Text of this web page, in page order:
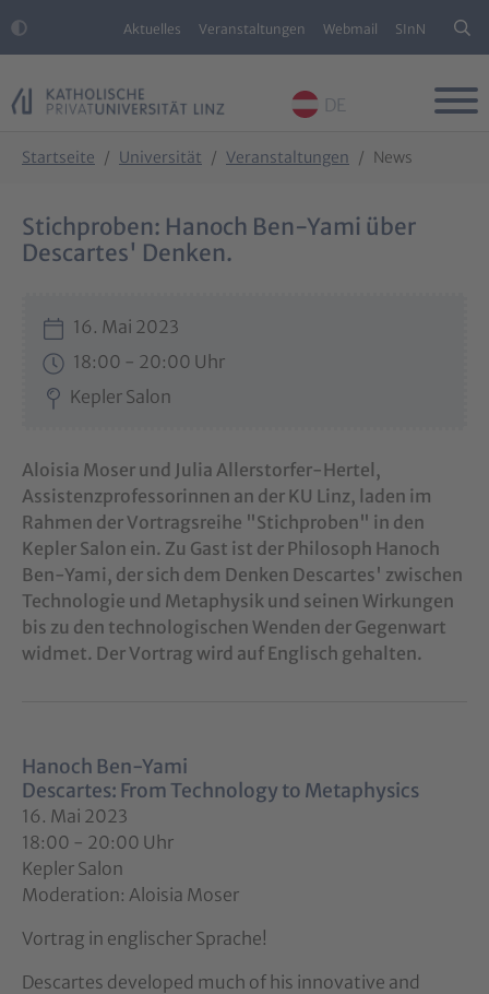
Aktuelles Veranstaltungen Webmail SInN
DE
Startseite Universität Veranstaltungen News
Stichproben: Hanoch Ben-Yami über
Descartes' Denken.
16. Mai 2023
18:00 - 20:00 Uhr
Kepler Salon
Aloisia Moser und Julia Allerstorfer-Hertel,
Assistenzprofessorinnen an der KU Linz, laden im
Rahmen der Vortragsreihe "Stichproben" in den
Kepler Salon ein. Zu Gast ist der Philosoph Hanoch
Ben-Yami, der sich dem Denken Descartes' zwischen
Technologie und Metaphysik und seinen Wirkungen
bis zu den technologischen Wenden der Gegenwart
widmet. Der Vortrag wird auf Englisch gehalten.
Hanoch Ben-Yami
Descartes: From Technology to Metaphysics
16. Mai 2023
18:00 - 20:00 Uhr
Kepler Salon
Moderation: Aloisia Moser
Vortrag in englischer Sprache!
Descartes developed much of his innovative and